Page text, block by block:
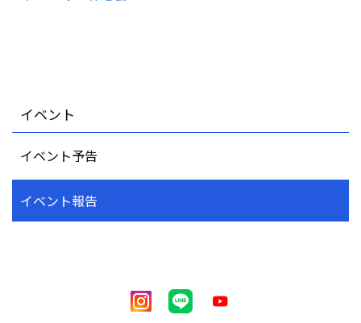
イベント
イベント予告
イベント報告